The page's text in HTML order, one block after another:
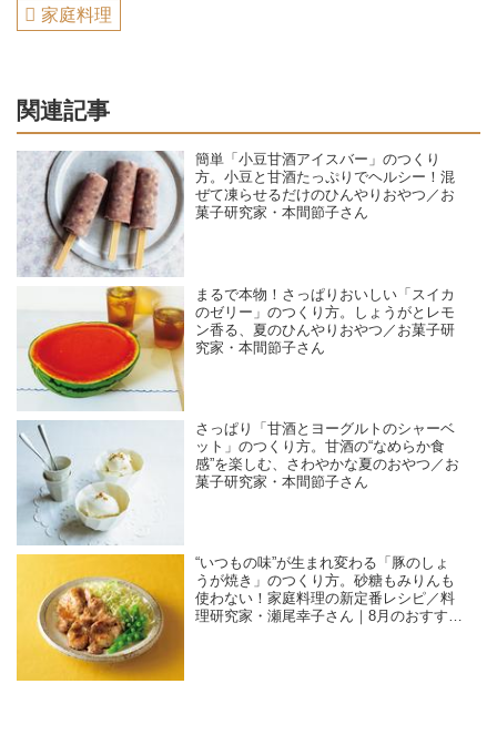
家庭料理
関連記事
簡単「小豆甘酒アイスバー」のつくり
方。小豆と甘酒たっぷりでヘルシー！混
ぜて凍らせるだけのひんやりおやつ／お
菓子研究家・本間節子さん
まるで本物！さっぱりおいしい「スイカ
のゼリー」のつくり方。しょうがとレモ
ン香る、夏のひんやりおやつ／お菓子研
究家・本間節子さん
さっぱり「甘酒とヨーグルトのシャーベ
ット」のつくり方。甘酒の“なめらか食
感”を楽しむ、さわやかな夏のおやつ／お
菓子研究家・本間節子さん
“いつもの味”が生まれ変わる「豚のしょ
うが焼き」のつくり方。砂糖もみりんも
使わない！家庭料理の新定番レシピ／料
理研究家・瀬尾幸子さん｜8月のおすすめ